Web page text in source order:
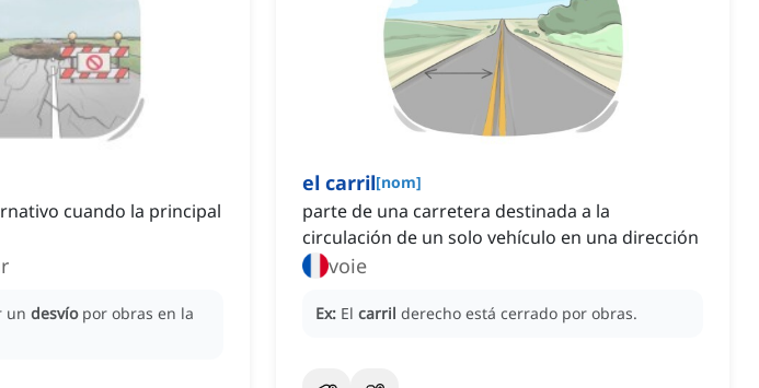
cuando la principal
un desvío por obras en la
el carril[nom]
parte de una carretera destinada a la
circulación de un solo vehículo en una dirección
voie
Ex: El carril derecho está cerrado por obras.